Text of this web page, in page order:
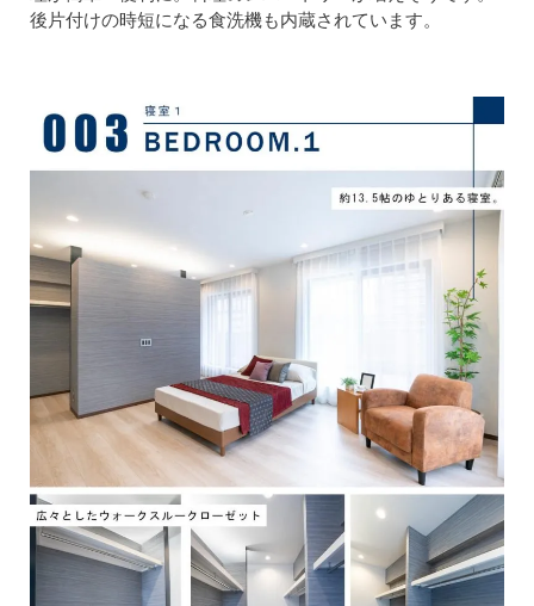
後片付けの時短になる食洗機も内蔵されています。